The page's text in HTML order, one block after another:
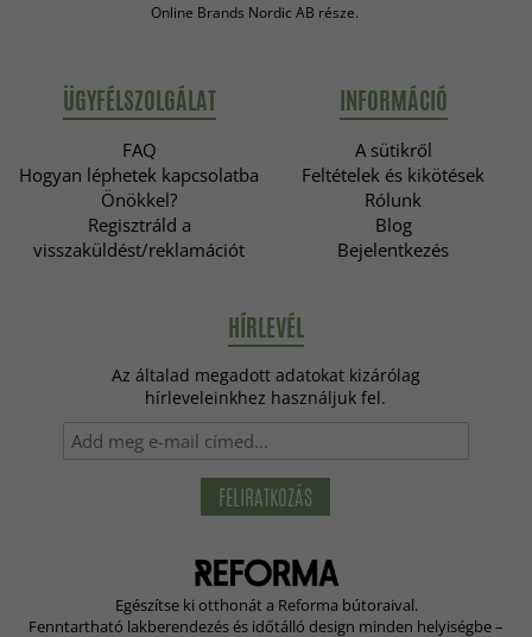
Online Brands Nordic AB része.
ÜGYFÉLSZOLGÁLAT
FAQ
Hogyan léphetek kapcsolatba
Önökkel?
Regisztráld a
visszaküldést/reklamációt
INFORMÁCIÓ
A sütikről
Feltételek és kikötések
Rólunk
Blog
Bejelentkezés
HÍRLEVÉL
Az általad megadott adatokat kizárólag
hírleveleinkhez használjuk fel.
FELIRATKOZÁS
Egészítse ki otthonát a Reforma bútoraival.
Fenntartható lakberendezés és időtálló design minden helyiségbe –